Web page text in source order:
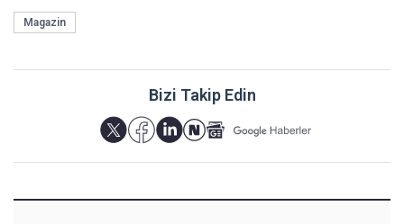
Magazin
Bizi Takip Edin